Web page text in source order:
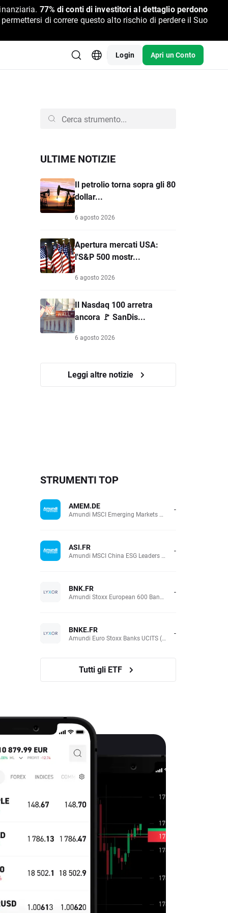
77% di conti di investitori al dettaglio perdono
di correre questo alto rischio di perdere il Suo
Login Apri un Conto
ULTIME NOTIZIE
Il petrolio torna sopra gli 80
dollar...
6 agosto 2026
Apertura mercati USA:
l'S&P 500 mostr...
6 agosto 2026
Il Nasdaq 100 arretra
ancora 🚩 SanDis...
6 agosto 2026
Leggi altre notizie
STRUMENTI TOP
AMEM.DE
Amundi MSCI Emerging Markets UCITS (Acc EUR) -
ASI.FR
Amundi MSCI China ESG Leaders Extra (DR) UCITS (Acc EUR) -
BNK.FR
Amundi Stoxx European 600 Banks UCITS(Acc EUR) -
BNKE.FR
Amundi Euro Stoxx Banks UCITS (Acc EUR) -
Tutti gli ETF